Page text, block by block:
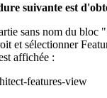
suivante est
sans nom du bloc
et sélectionner
affichée :